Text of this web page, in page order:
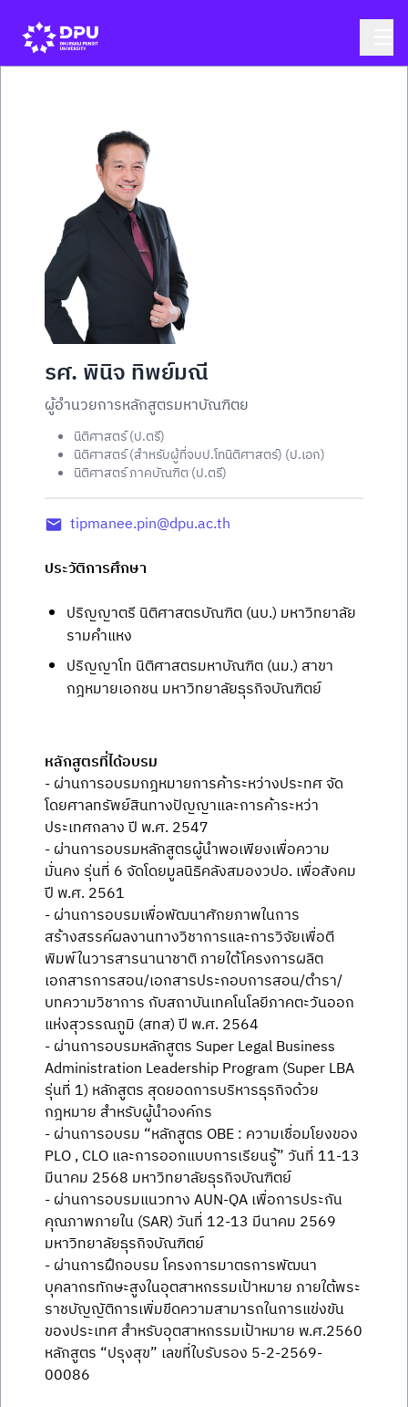
รศ. พินิจ ทิพย์มณี
ผู้อำนวยการหลักสูตรมหาบัณฑิตย
นิติศาสตร์ (ป.ตรี)
นิติศาสตร์ (สำหรับผู้ที่จบป.โทนิติศาสตร์) (ป.เอก)
นิติศาสตร์ ภาคบัณฑิต (ป.ตรี)
tipmanee.pin@dpu.ac.th
ประวัติการศึกษา
ปริญญาตรี นิติศาสตรบัณฑิต (นบ.) มหาวิทยาลัย
รามคำแหง
ปริญญาโท นิติศาสตรมหาบัณฑิต (นม.) สาขา
กฎหมายเอกชน มหาวิทยาลัยธุรกิจบัณฑิตย์
หลักสูตรที่ได้อบรม
- ผ่านการอบรมกฎหมายการค้าระหว่างประทศ จัด
โดยศาลทรัพย์สินทางปัญญาและการค้าระหว่า
ประเทศกลาง ปี พ.ศ. 2547
- ผ่านการอบรมหลักสูตรผู้นำพอเพียงเพื่อความ
มั่นคง รุ่นที่ 6 จัดโดยมูลนิธิคลังสมองวปอ. เพื่อสังคม
ปี พ.ศ. 2561
- ผ่านการอบรมเพื่อพัฒนาศักยภาพในการ
สร้างสรรค์ผลงานทางวิชาการและการวิจัยเพื่อตี
พิมพ์ในวารสารนานาชาติ ภายใต้โครงการผลิต
เอกสารการสอน/เอกสารประกอบการสอน/ตำรา/
บทความวิชาการ กับสถาบันเทคโนโลยีภาคตะวันออก
แห่งสุวรรณภูมิ (สทส) ปี พ.ศ. 2564
- ผ่านการอบรมหลักสูตร Super Legal Business
Administration Leadership Program (Super LBA
รุ่นที่ 1) หลักสูตร สุดยอดการบริหารธุรกิจด้วย
กฎหมาย สำหรับผู้นำองค์กร
- ผ่านการอบรม “หลักสูตร OBE : ความเชื่อมโยงของ
PLO , CLO และการออกแบบการเรียนรู้” วันที่ 11-13
มีนาคม 2568 มหาวิทยาลัยธุรกิจบัณฑิตย์
- ผ่านการอบรมแนวทาง AUN-QA เพื่อการประกัน
คุณภาพภายใน (SAR) วันที่ 12-13 มีนาคม 2569
มหาวิทยาลัยธุรกิจบัณฑิตย์
- ผ่านการฝึกอบรม โครงการมาตรการพัฒนา
บุคลากรทักษะสูงในอุตสาหกรรมเป้าหมาย ภายใต้พระ
ราชบัญญัติการเพิ่มขีดความสามารถในการแข่งขัน
ของประเทศ สำหรับอุตสาหกรรมเป้าหมาย พ.ศ.2560
หลักสูตร “ปรุงสุข” เลขที่ใบรับรอง 5-2-2569-
00086